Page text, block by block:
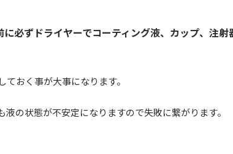
必ずドライヤーでコーティング液、カップ、注射
おく事が大事になります。
の状態が不安定になりますので失敗に繋がります。